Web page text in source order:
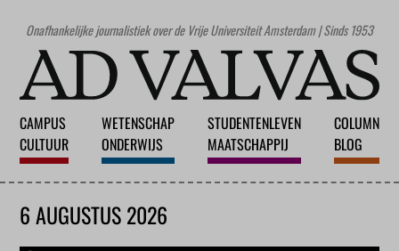
Onafhankelijke journalistiek over de Vrije Universiteit Amsterdam | Sinds 1953
CAMPUS
CULTUUR
WETENSCHAP
ONDERWIJS
STUDENTENLEVEN
MAATSCHAPPIJ
COLUMN
BLOG
6 AUGUSTUS 2026